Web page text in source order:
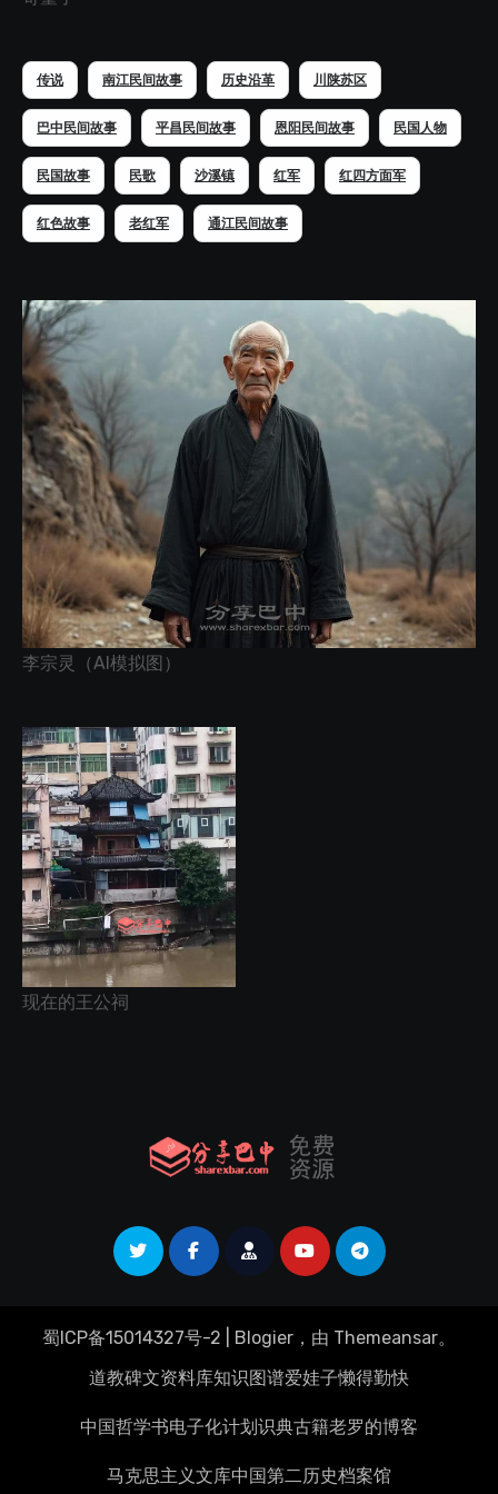
传说 南江民间故事 历史沿革 川陕苏区
巴中民间故事 平昌民间故事 恩阳民间故事 民国人物
民国故事 民歌 沙溪镇 红军 红四方面军
红色故事 老红军 通江民间故事
李宗灵（AI模拟图）
现在的王公祠
蜀ICP备15014327号-2 Blogier ，由 Themeansar。
道教碑文资料库知识图谱爱娃子懒得勤快
中国哲学书电子化计划识典古籍老罗的博客
马克思主义文库中国第二历史档案馆